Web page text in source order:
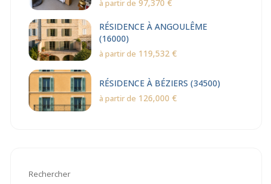
à partir de 97,370 €
RÉSIDENCE À ANGOULÊME
(16000)
à partir de 119,532 €
RÉSIDENCE À BÉZIERS (34500)
à partir de 126,000 €
Rechercher